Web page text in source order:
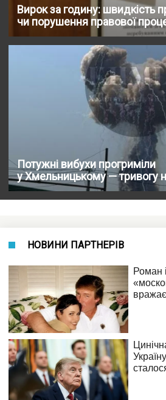
Вирок за годину: швидкість
чи порушення правової
Потужні вибухи прогриміли
у Хмельницькому — тривогу
НОВИНИ ПАРТНЕРІВ